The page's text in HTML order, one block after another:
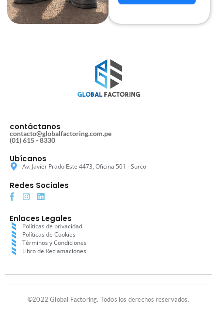
contáctanos
contacto@globalfactoring.com.pe
(01) 615 - 8330
Ubícanos
Av. Javier Prado Este 4473, Oficina 501 - Surco
Redes Sociales
Enlaces Legales
Políticas de privacidad
Políticas de Cookies
Términos y Condiciones
Libro de Reclamaciones
©2022 Global Factoring. Todos los derechos reservados.